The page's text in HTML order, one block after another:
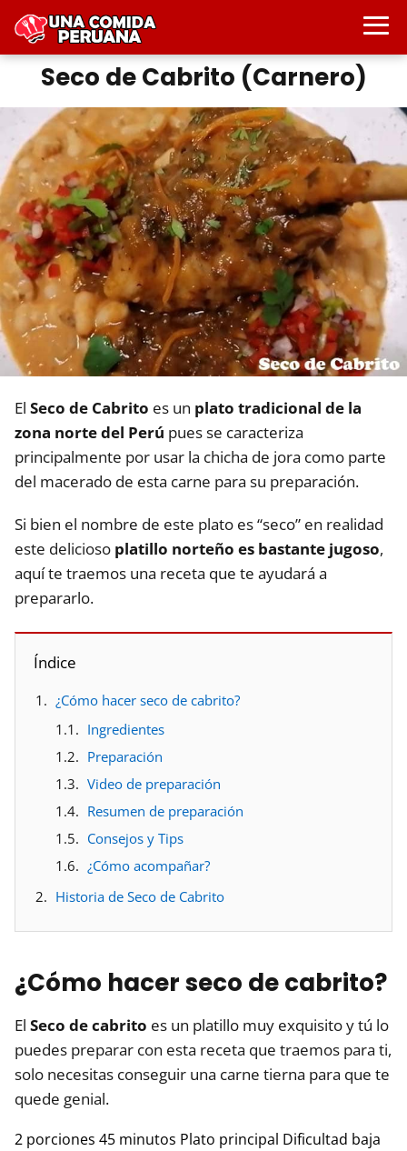
Seco de Cabrito (Carnero)
El Seco de Cabrito es un plato tradicional de la
zona norte del Perú pues se caracteriza
principalmente por usar la chicha de jora como parte
del macerado de esta carne para su preparación.
Si bien el nombre de este plato es “seco” en realidad
este delicioso platillo norteño es bastante jugoso,
aquí te traemos una receta que te ayudará a
prepararlo.
Índice
¿Cómo hacer seco de cabrito?
Ingredientes
Preparación
Video de preparación
Resumen de preparación
Consejos y Tips
¿Cómo acompañar?
Historia de Seco de Cabrito
¿Cómo hacer seco de cabrito?
El Seco de cabrito es un platillo muy exquisito y tú lo
puedes preparar con esta receta que traemos para ti,
solo necesitas conseguir una carne tierna para que te
quede genial.
2 porciones 45 minutos Plato principal Dificultad baja